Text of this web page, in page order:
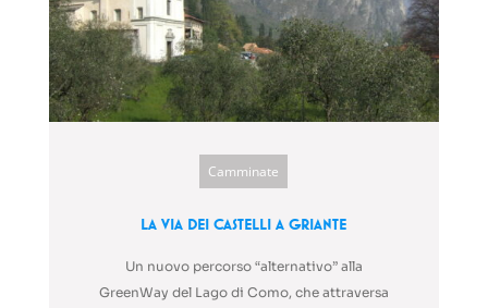
Camminate
La Via Dei Castelli a Griante
Un nuovo percorso “alternativo” alla
GreenWay del Lago di Como, che attraversa